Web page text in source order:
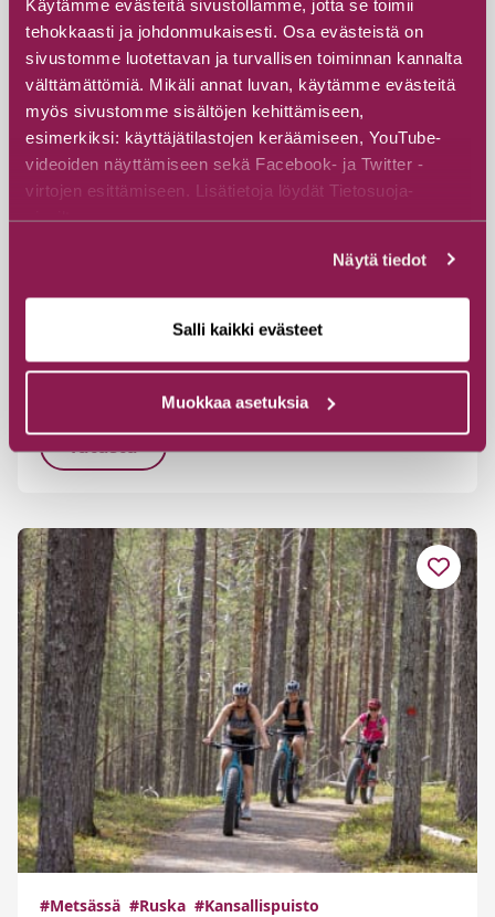
Käytämme evästeitä sivustollamme, jotta se toimii
tehokkaasti ja johdonmukaisesti. Osa evästeistä on
sivustomme luotettavan ja turvallisen toiminnan kannalta
välttämättömiä. Mikäli annat luvan, käytämme evästeitä
myös sivustomme sisältöjen kehittämiseen,
esimerkiksi: käyttäjätilastojen keräämiseen, YouTube-
videoiden näyttämiseen sekä Facebook- ja Twitter -
virtojen esittämiseen. Lisätietoja löydät Tietosuoja-
sivuiltamme.
Näytä tiedot
Salli kaikki evästeet
Muokkaa asetuksia
#Opastetut retket
#Retkeily ja vaellus
Opastettu patikointi Värikallion
Tutustu
#Metsässä #Ruska #Kansallispuisto